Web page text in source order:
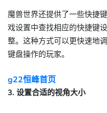
魔兽世界还提供了一些快捷
戏设置中查找相应的快捷键
整。这种方式可以更快速地
键盘操作的玩家。
g22恒峰首页
3. 设置合适的视角大小